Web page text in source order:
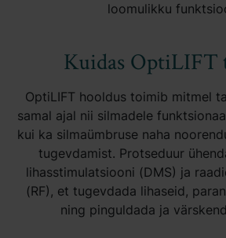
loomulikku
Kuidas OptiLIFT
OptiLIFT hooldus toimib mitmel
samal ajal nii silmadele
kui ka silmaümbruse naha
tugevdamist. Protseduur
lihasstimulatsiooni (DMS) ja
(RF), et tugevdada lihaseid,
ning pinguldada ja